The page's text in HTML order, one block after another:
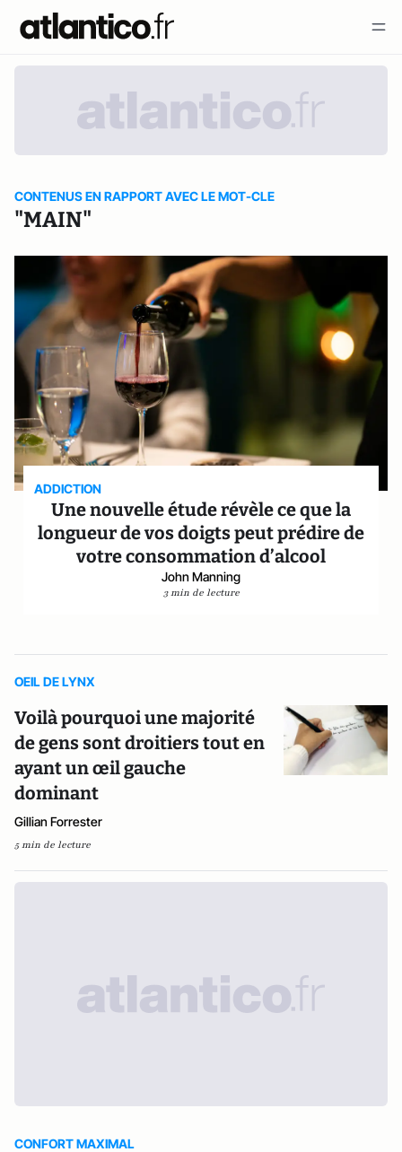
CONTENUS EN RAPPORT AVEC LE MOT-CLE
"MAIN"
ADDICTION
Une nouvelle étude révèle ce que la
longueur de vos doigts peut prédire de
votre consommation d’alcool
John Manning
3 min de lecture
OEIL DE LYNX
Voilà pourquoi une majorité
de gens sont droitiers tout en
ayant un œil gauche
dominant
Gillian Forrester
5 min de lecture
CONFORT MAXIMAL